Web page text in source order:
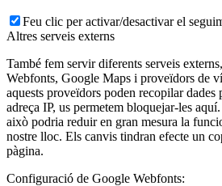
Feu clic per activar/desactivar el
Altres serveis externs
També fem servir diferents serveis
Webfonts, Google Maps i proveïdors de
aquests proveïdors poden recopilar dades
adreça IP, us permetem bloquejar-les
això podria reduir en gran mesura la
nostre lloc. Els canvis tindran efecte un
pàgina.
Configuració de Google Webfonts: